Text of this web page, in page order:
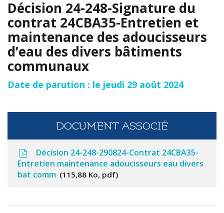
Décision 24-248-Signature du
contrat 24CBA35-Entretien et
maintenance des adoucisseurs
d’eau des divers bâtiments
communaux
Date de parution : le jeudi 29 août 2024
DOCUMENT ASSOCIÉ
Décision 24-248-290824-Contrat 24CBA35-
Entretien maintenance adoucisseurs eau divers
bat comm
115,88 Ko, pdf